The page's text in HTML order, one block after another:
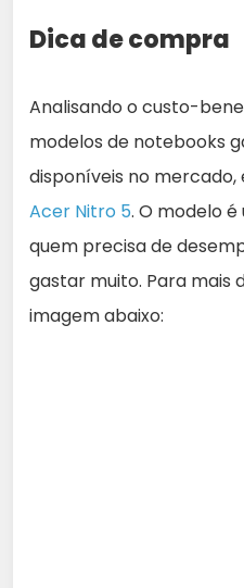
Dica de compra
Analisando o custo-
modelos de notebooks
disponíveis no
Acer Nitro 5. O modelo
quem precisa de
gastar muito. Para mais
imagem abaixo: